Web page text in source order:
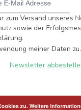
zum Versand unseres
sowie der
meiner Daten zu.
Newsletter
zu. Weitere